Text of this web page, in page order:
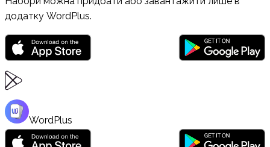
додатку WordPlus.
WordPlus